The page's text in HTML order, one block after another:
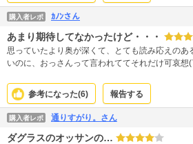
購入者レポ ｶﾉﾝさん
あまり期待してなかったけど・・・
思っていたより奥が深くて、とても読み応えの
いのに、おっさんって言われててそれだけ可哀想
参考になった(6) 報告する
購入者レポ 通りすがり。さん
ダグラスのオッサンの…